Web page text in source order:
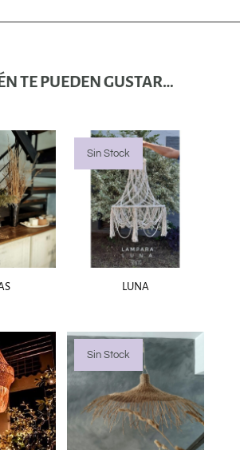
TE PUEDEN GUSTAR…
Sin Stock
LUNA
Sin Stock